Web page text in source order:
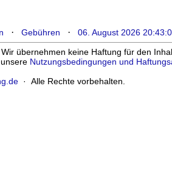
· Gebühren · 06. August 2026
übernehmen keine Haftung für den
Nutzungsbedingungen und
· Alle Rechte vorbehalten.